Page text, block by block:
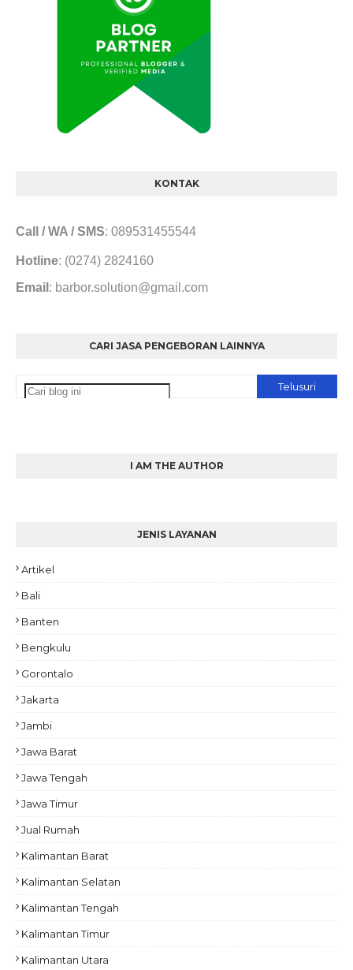
KONTAK
Call / WA / SMS: 089531455544
Hotline: (0274) 2824160
Email : barbor.solution@gmail.com
CARI JASA PENGEBORAN LAINNYA
I AM THE AUTHOR
JENIS LAYANAN
Artikel
Bali
Banten
Bengkulu
Gorontalo
Jakarta
Jambi
Jawa Barat
Jawa Tengah
Jawa Timur
Jual Rumah
Kalimantan Barat
Kalimantan Selatan
Kalimantan Tengah
Kalimantan Timur
Kalimantan Utara